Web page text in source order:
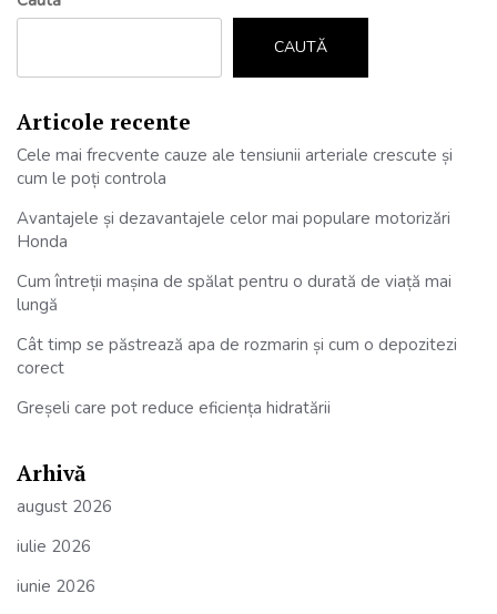
CAUTĂ
Articole recente
Cele mai frecvente cauze ale tensiunii arteriale crescute și
cum le poți controla
Avantajele și dezavantajele celor mai populare motorizări
Honda
Cum întreții mașina de spălat pentru o durată de viață mai
lungă
Cât timp se păstrează apa de rozmarin și cum o depozitezi
corect
Greșeli care pot reduce eficiența hidratării
Arhivă
august 2026
iulie 2026
iunie 2026